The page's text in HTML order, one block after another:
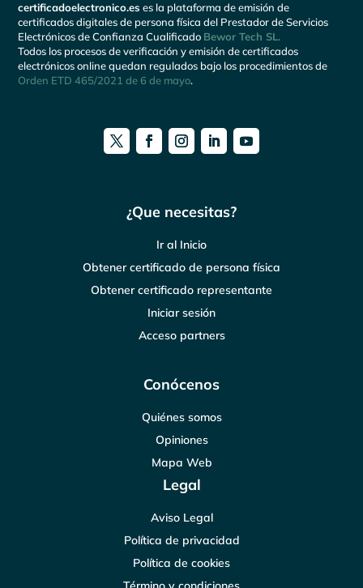
certificadoelectronico.es es la plataforma de emisión de
certificados digitales de persona física del Prestador de Servicios
Electrónicos de Confianza Cualificado Bewor Tech SL.
Todos los procesos de verificación y emisión de certificados
electrónicos online quedan regulados bajo los procedimientos de
Orden ETD 465/2021 de 6 de mayo.
¿Que necesitas?
Ir al Inicio
Obtener certificado de persona física
Obtener certificado representante
Iniciar sesión
Acceso partners
Conócenos
Quiénes somos
Opiniones
Mapa Web
Legal
Aviso Legal
Política de privacidad
Política de cookies